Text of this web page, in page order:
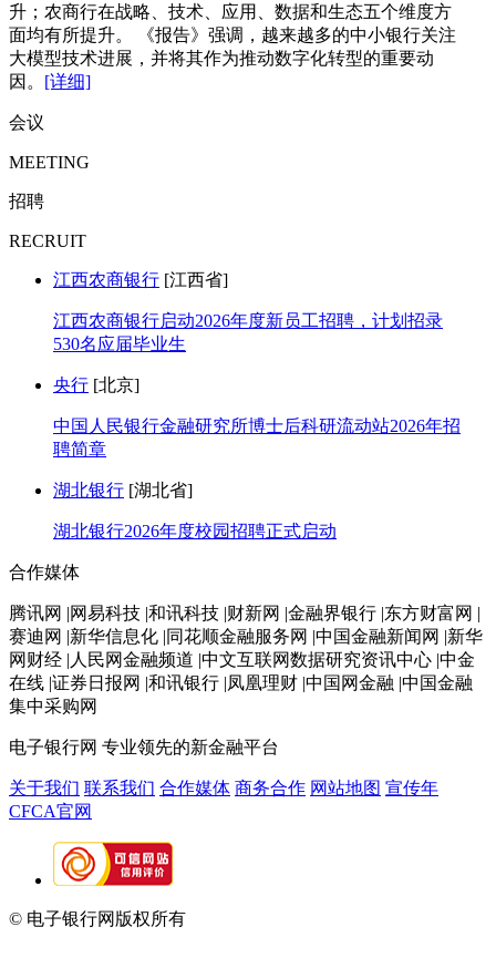
升；农商行在战略、技术、应用、数据和生态五个维度方
面均有所提升。 《报告》强调，越来越多的中小银行关注
大模型技术进展，并将其作为推动数字化转型的重要动
因。 [详细]
会议
MEETING
招聘
RECRUIT
江西农商银行 [江西省]
江西农商银行启动2026年度新员工招聘，计划招录
530名应届毕业生
央行 [北京]
中国人民银行金融研究所博士后科研流动站2026年招
聘简章
湖北银行 [湖北省]
湖北银行2026年度校园招聘正式启动
合作媒体
腾讯网 |网易科技 |和讯科技 |财新网 |金融界银行 |东方财富网 |
赛迪网 |新华信息化 |同花顺金融服务网 |中国金融新闻网 |新华
网财经 |人民网金融频道 |中文互联网数据研究资讯中心 |中金
在线 |证券日报网 |和讯银行 |凤凰理财 |中国网金融 |中国金融
集中采购网
电子银行网 专业领先的新金融平台
关于我们 联系我们 合作媒体 商务合作 网站地图 宣传年
CFCA官网
© 电子银行网版权所有